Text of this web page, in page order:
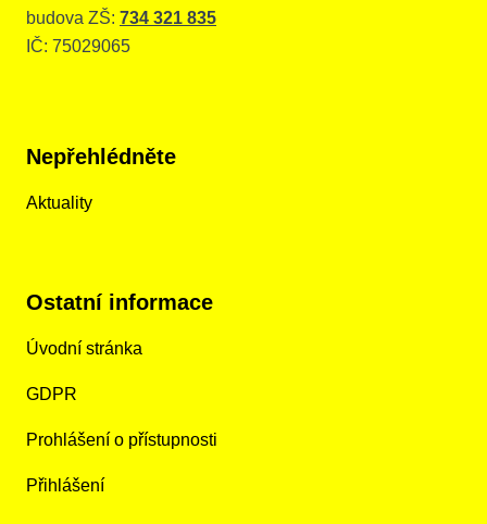
budova ZŠ: 734 321 835
IČ: 75029065
Nepřehlédněte
Aktuality
Ostatní informace
Úvodní stránka
GDPR
Prohlášení o přístupnosti
Přihlášení